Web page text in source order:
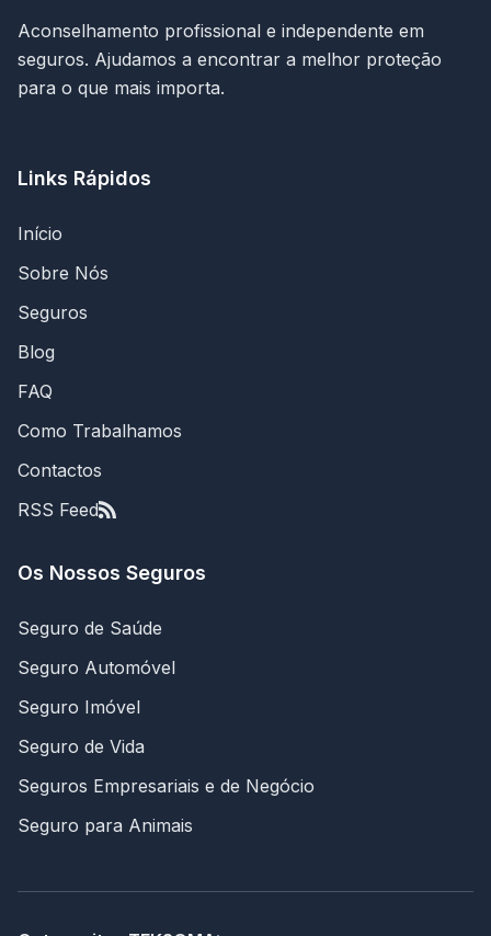
Aconselhamento profissional e independente em
seguros. Ajudamos a encontrar a melhor proteção
para o que mais importa.
Links Rápidos
Início
Sobre Nós
Seguros
Blog
FAQ
Como Trabalhamos
Contactos
RSS Feed
Os Nossos Seguros
Seguro de Saúde
Seguro Automóvel
Seguro Imóvel
Seguro de Vida
Seguros Empresariais e de Negócio
Seguro para Animais